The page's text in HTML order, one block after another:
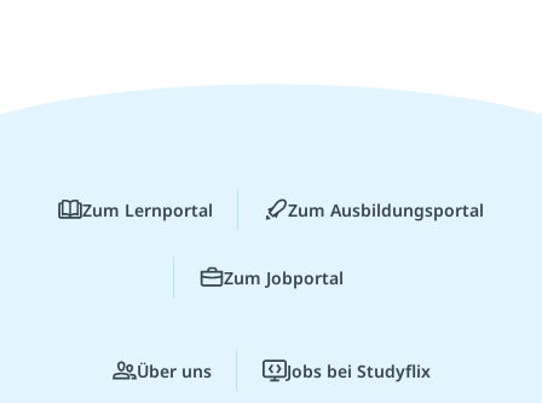
Zum Lernportal Zum Ausbildungsportal
Zum Jobportal
Über uns Jobs bei Studyflix